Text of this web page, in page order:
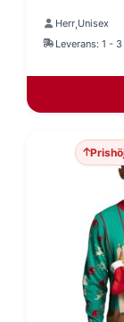
Herr Unisex
Leverans: 1 -